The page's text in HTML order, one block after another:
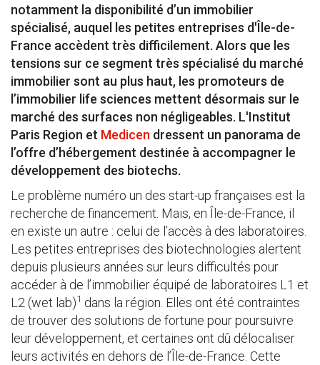
notamment la disponibilité d’un immobilier
spécialisé, auquel les petites entreprises d'Île-de-
France accèdent très difficilement. Alors que les
tensions sur ce segment très spécialisé du marché
immobilier sont au plus haut, les promoteurs de
l’immobilier life sciences mettent désormais sur le
marché des surfaces non négligeables. L'Institut
Paris Region et Medicen dressent un panorama de
l’offre d’hébergement destinée à accompagner le
développement des biotechs.
Le problème numéro un des start-up françaises est la
recherche de financement. Mais, en Île-de-France, il
en existe un autre : celui de l’accès à des laboratoires.
Les petites entreprises des biotechnologies alertent
depuis plusieurs années sur leurs difficultés pour
accéder à de l’immobilier équipé de laboratoires L1 et
L2 (wet lab)1 dans la région. Elles ont été contraintes
de trouver des solutions de fortune pour poursuivre
leur développement, et certaines ont dû délocaliser
leurs activités en dehors de l’Île-de-France. Cette